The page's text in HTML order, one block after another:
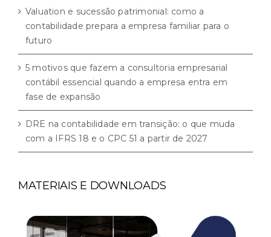
Valuation e sucessão patrimonial: como a
contabilidade prepara a empresa familiar para o
futuro
5 motivos que fazem a consultoria empresarial
contábil essencial quando a empresa entra em
fase de expansão
DRE na contabilidade em transição: o que muda
com a IFRS 18 e o CPC 51 a partir de 2027
MATERIAIS E DOWNLOADS